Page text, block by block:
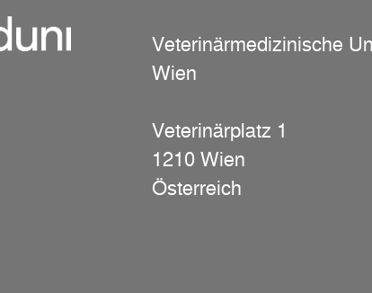
Veterinärmedizinische
Wien
Veterinärplatz 1
1210 Wien
Österreich